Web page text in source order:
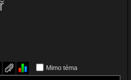
Mimo téma